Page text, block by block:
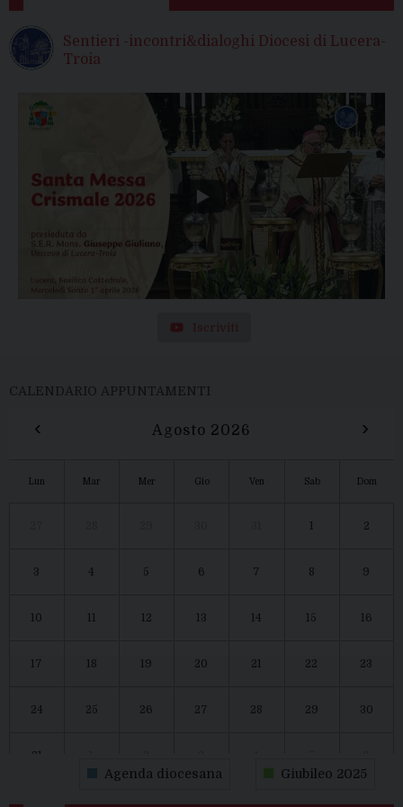
Sentieri -incontri&dialoghi Diocesi di Lucera-
Troia
Iscriviti
CALENDARIO APPUNTAMENTI
‹ Agosto 2026 ›
Lun Mar Mer Gio Ven Sab Dom
1 2
3 4 5 6 7 8 9
10 11 12 13 14 15 16
17 18 19 20 21 22 23
24 25 26 27 28 29 30
31
Agenda diocesana Giubileo 2025